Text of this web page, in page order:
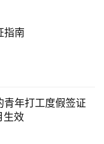
指南
青年打工度假签证
生效